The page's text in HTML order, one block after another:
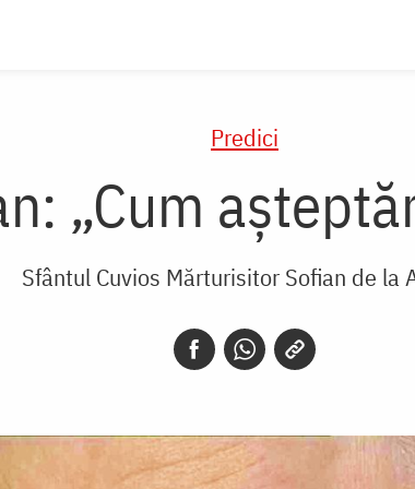
Predici
„Cum
Sfântul Cuvios Mărturisitor Sofian de la